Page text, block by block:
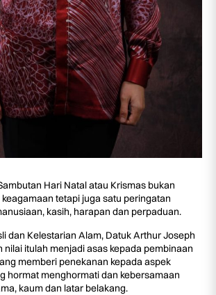
Hari Natal atau Krismas bukan
tetapi juga satu peringatan
kasih, harapan dan perpaduan.
dan Kelestarian Alam, Datuk Arthur Joseph
nilai itulah menjadi asas kepada pembinaan
memberi penekanan kepada aspek
hormat menghormati dan kebersamaan
kaum dan latar belakang.